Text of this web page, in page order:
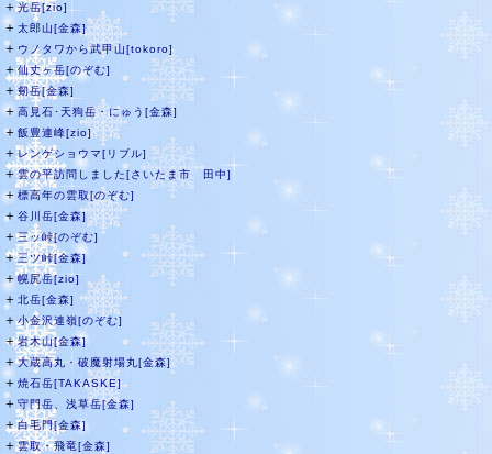
＋光岳[zio]
＋ 太郎山[金森]
＋ ウノタワから武甲山[tokoro]
＋仙丈ヶ岳[のぞむ]
＋剱岳[金森]
＋ 高見石･天狗岳・にゅう[金森]
＋ 飯豊連峰[zio]
＋レンゲショウマ[リブル]
＋雲の平訪問しました[さいたま市 田中]
＋ 標高年の雲取[のぞむ]
＋ 谷川岳[金森]
＋三ッ峠[のぞむ]
＋三ツ峠[金森]
＋幌尻岳[zio]
＋ 北岳[金森]
＋小金沢連嶺[のぞむ]
＋岩木山[金森]
＋大蔵高丸・破魔射場丸[金森]
＋ 焼石岳[TAKASKE]
＋ 守門岳、浅草岳[金森]
＋白毛門[金森]
＋雲取・飛竜[金森]